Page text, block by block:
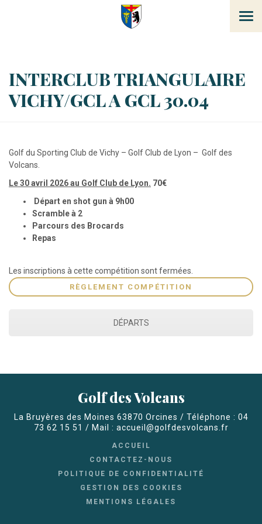
INTERCLUB TRIANGULAIRE
VICHY/GCL A GCL 30.04
Golf du Sporting Club de Vichy – Golf Club de Lyon – Golf des
Volcans.
Le 30 avril 2026 au Golf Club de Lyon. 70€
Départ en shot gun à 9h00
Scramble à 2
Parcours des Brocards
Repas
Les inscriptions à cette compétition sont fermées.
RÈGLEMENT COMPÉTITION
DÉPARTS
Golf des Volcans
La Bruyères des Moines 63870 Orcines / Téléphone : 04
73 62 15 51 / Mail : accueil@golfdesvolcans.fr
ACCUEIL
CONTACTEZ-NOUS
POLITIQUE DE CONFIDENTIALITÉ
GESTION DES COOKIES
MENTIONS LÉGALES